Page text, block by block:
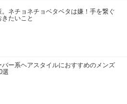
。ネチョネチョベタベタは嫌！手を繋ぐ
たいこと
バー系ヘアスタイルにおすすめのメンズ
選